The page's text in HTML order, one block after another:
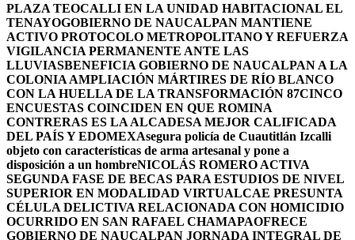
PLAZA TEOCALLI EN LA UNIDAD HABITACIONAL EL
TENAYOGOBIERNO DE NAUCALPAN MANTIENE
ACTIVO PROTOCOLO METROPOLITANO Y REFUERZA
VIGILANCIA PERMANENTE ANTE LAS
LLUVIASBENEFICIA GOBIERNO DE NAUCALPAN A LA
COLONIA AMPLIACIÓN MÁRTIRES DE RÍO BLANCO
CON LA HUELLA DE LA TRANSFORMACIÓN 87CINCO
ENCUESTAS COINCIDEN EN QUE ROMINA
CONTRERAS ES LA ALCADESA MEJOR CALIFICADA
DEL PAÍS Y EDOMEXAsegura policía de Cuautitlán Izcalli
objeto con características de arma artesanal y pone a
disposición a un hombreNICOLÁS ROMERO ACTIVA
SEGUNDA FASE DE BECAS PARA ESTUDIOS DE NIVEL
SUPERIOR EN MODALIDAD VIRTUALCAE PRESUNTA
CÉLULA DELICTIVA RELACIONADA CON HOMICIDIO
OCURRIDO EN SAN RAFAEL CHAMAPAOFRECE
GOBIERNO DE NAUCALPAN JORNADA INTEGRAL DE